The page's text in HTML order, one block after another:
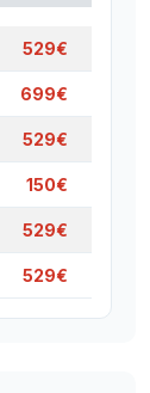
529€
699€
529€
150€
529€
529€